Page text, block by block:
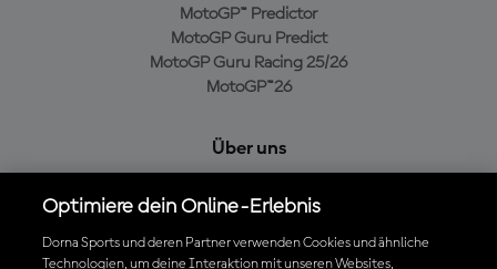
MotoGP™ Predictor
MotoGP Guru Predict
MotoGP Guru Racing 25/26
MotoGP™26
Über uns
Cookie-Richtlinien
Geschäftsbedingungen
Optimiere dein Online-Erlebnis
Dorna Sports und deren Partner verwenden Cookies und ähnliche
Technologien, um deine Interaktion mit unseren Websites,